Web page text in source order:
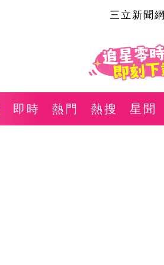
三立新聞網
即時 熱門 熱搜 星聞